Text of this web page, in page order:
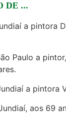
DE ...
a pintora
Paulo a
a pintora
aos 69